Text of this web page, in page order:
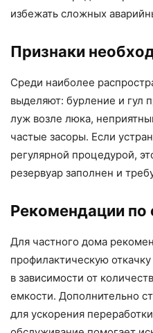
избежать сложных
Признаки
Среди наиболее
выделяют: бурление и гул
луж возле люка,
частые засоры. Если
регулярной процедурой,
резервуар заполнен и
Рекомендации
Для частного дома
профилактическую
в зависимости от
емкости. Дополнительно
для ускорения